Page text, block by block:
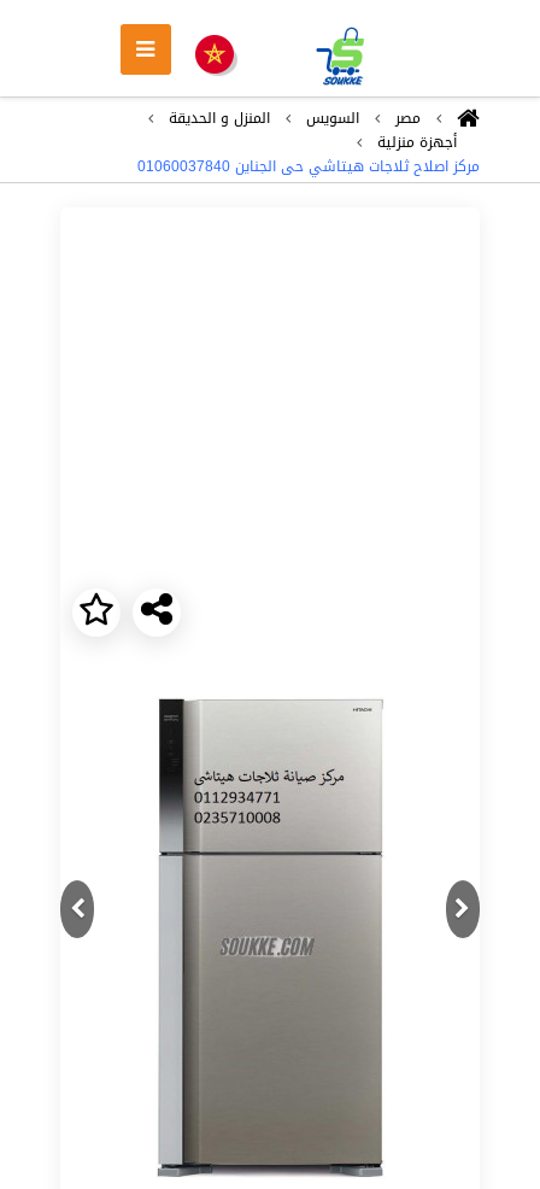
مصر السويس
المنزل و الحديقة
أجهزة منزلية
مركز اصلاح ثلاجات هيتاشي حى الجناين ‎‎ 01060037840
Previous
Next